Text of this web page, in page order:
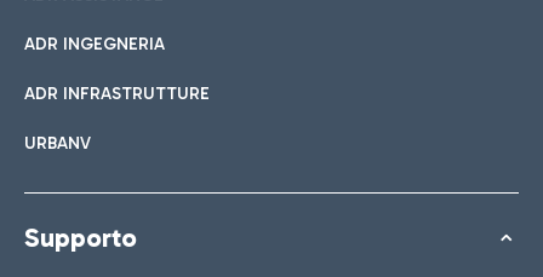
ADR INGEGNERIA
ADR INFRASTRUTTURE
URBANV
Supporto